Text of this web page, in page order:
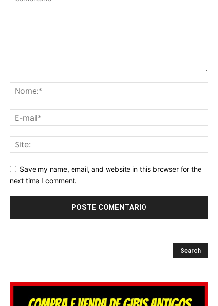
Save my name, email, and website in this browser for the
next time I comment.